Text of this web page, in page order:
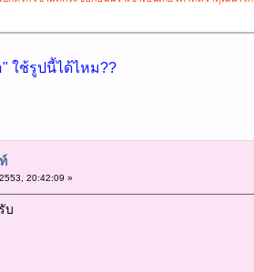
ใช้รูปนี้ได้ไหม??
20:42:09 »
บ